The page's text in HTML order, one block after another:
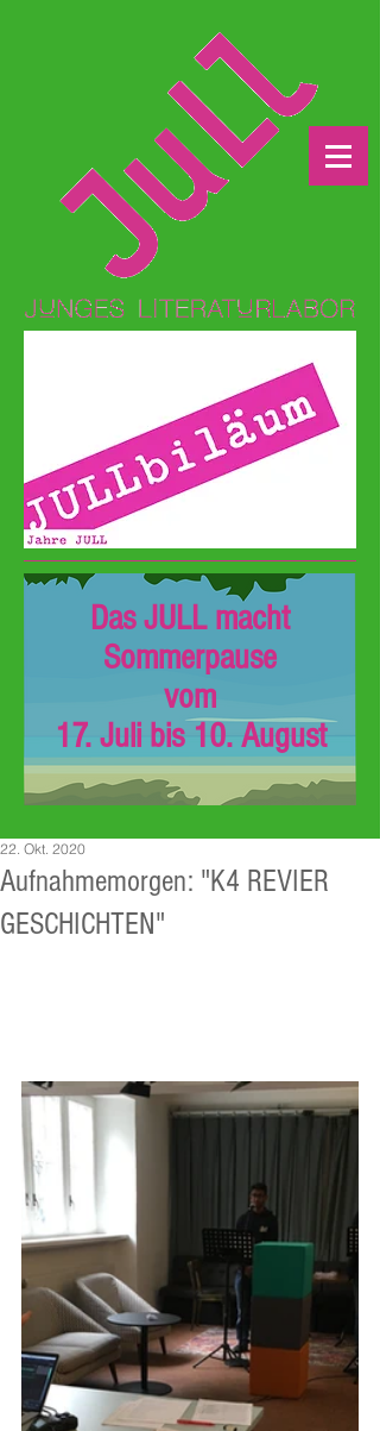
Das JULL macht
Sommerpause
vom
17. Juli bis 10. August
Aufnahmemorgen: "K4 REVIER
GESCHICHTEN"
22. Okt. 2020